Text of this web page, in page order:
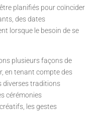
planifiés pour coïncider
des dates
lorsque le besoin de se
plusieurs façons de
en tenant compte des
diverses traditions
cérémonies
les gestes